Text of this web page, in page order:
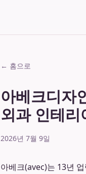
← 홈으로
아베크디자
외과 인테리
2026년 7월 9일
아베크(avec)는 13년